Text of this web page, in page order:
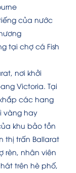
của nước
tại chợ cá Fish
nơi khởi
Victoria. Tại
các hang
vàng hay
khu bảo tồn
thị trấn Ballarat
rèn, nhân viên
trên hè phố,